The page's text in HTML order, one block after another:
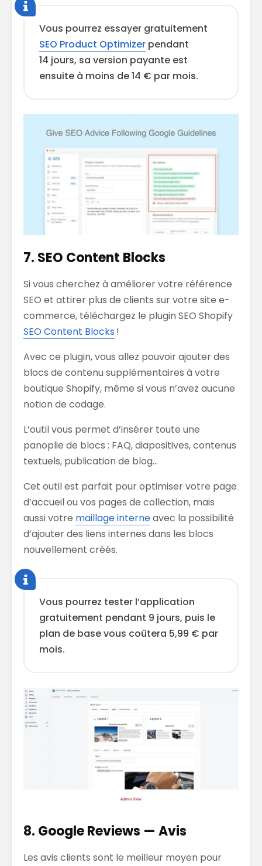
Vous pourrez essayer gratuitement
SEO Product Optimizer pendant
14 jours, sa version payante est
ensuite à moins de 14 € par mois.
7. SEO Content Blocks
Si vous cherchez à améliorer votre référence
SEO et attirer plus de clients sur votre site e-
commerce, téléchargez le plugin SEO Shopify
SEO Content Blocks !
Avec ce plugin, vous allez pouvoir ajouter des
blocs de contenu supplémentaires à votre
boutique Shopify, même si vous n’avez aucune
notion de codage.
L’outil vous permet d’insérer toute une
panoplie de blocs : FAQ, diapositives, contenus
textuels, publication de blog…
Cet outil est parfait pour optimiser votre page
d’accueil ou vos pages de collection, mais
aussi votre maillage interneavec la possibilité
d’ajouter des liens internes dans les blocs
nouvellement créés.
Vous pourrez tester l’application
gratuitement pendant 9 jours, puis le
plan de base vous coûtera 5,99 € par
mois.
8. Google Reviews — Avis
Les avis clients sont le meilleur moyen pour